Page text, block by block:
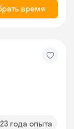
время
23 года опыта